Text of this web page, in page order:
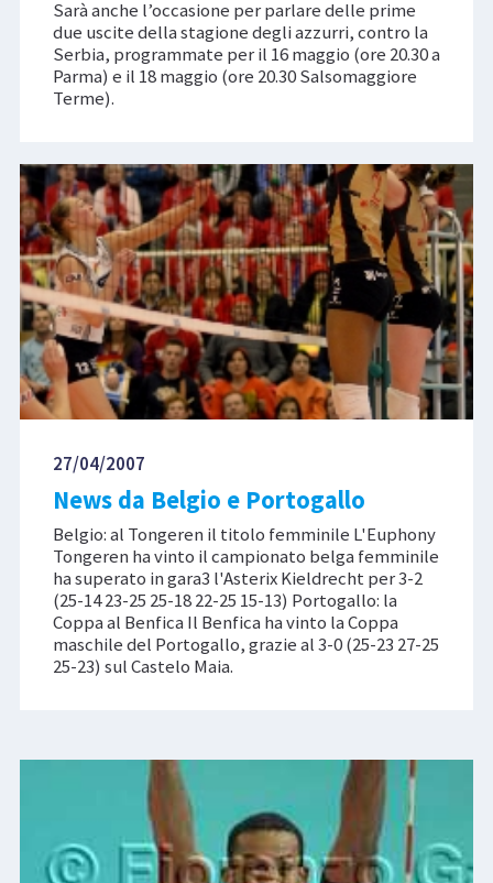
Sarà anche l’occasione per parlare delle prime
due uscite della stagione degli azzurri, contro la
Serbia, programmate per il 16 maggio (ore 20.30 a
Parma) e il 18 maggio (ore 20.30 Salsomaggiore
Terme).
27/04/2007
News da Belgio e Portogallo
Belgio: al Tongeren il titolo femminile L'Euphony
Tongeren ha vinto il campionato belga femminile
ha superato in gara3 l'Asterix Kieldrecht per 3-2
(25-14 23-25 25-18 22-25 15-13) Portogallo: la
Coppa al Benfica Il Benfica ha vinto la Coppa
maschile del Portogallo, grazie al 3-0 (25-23 27-25
25-23) sul Castelo Maia.